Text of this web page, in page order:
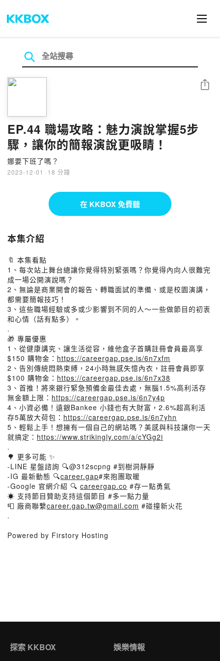
EP.44 職場攻略：魅力演說掌握5步
驟，讓你的簡報演說更吸睛！
娜要下班了嗎？
2023-12-01 · 18 分鐘
分享
在 KKBOX 免費聽
本集介紹
🔖 本集看點
1、每次站上舞台總讓你覺得特別緊張嗎？你覺得內向人很難完
成一場公開演說嗎？
2、無論是商業開會的報告、轉職面試的準備、或是校園演講，
都需要簡報技巧！
3、這些職場經驗或多或少影響到不同的人～一些做節目的初衷
和心情（話有點多）。
.
🎁 專屬優惠
1、從健康講究、讓生活從容，維他盒子首購註冊會員最高享
$150 購物金： https://careergap.pse.is/6n7xfm
2、告別傳統悶熱束縛，24小時無感失憶內衣，註冊會員即享
$100 購物金： https://careergap.pse.is/6n7x38
3、首推！將來銀行緊急預備金最佳去處，無腦1.5%高利活存
無金額上限： https://careergap.pse.is/6n7y4p
4、小資必備！遠銀Bankee 小錢也有大財富，2.6%超高利活
存5萬放大荷包： https://careergap.pse.is/6n7yhn
5、輕鬆上手！想擁有一個自己的網站嗎？美感與科技讓你一天
就搞定： https://www.strikingly.com/a/cYGg2i
.
🌳 更多可能 ✨
-LINE 星盤諮詢 🔍@312scpng #到樹洞靜靜
-IG 最新動態 🔍career.gap#來抱團取暖
-Google 官網介紹 🔍 careergap.co #存一點勇氣
☀️ 支持節目贊助支持這個節目 #多一點力量
📮 廠商聯繫career.gap.tw@gmail.com #碰撞新火花
.
Powered by Firstory Hosting
探索 KKBOX 娛樂情報